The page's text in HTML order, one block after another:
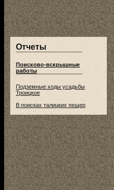
Отчеты
Поисково-вскрышные
работы
Подземные ходы усадьбы
Троицкое
В поисках талицких пещер